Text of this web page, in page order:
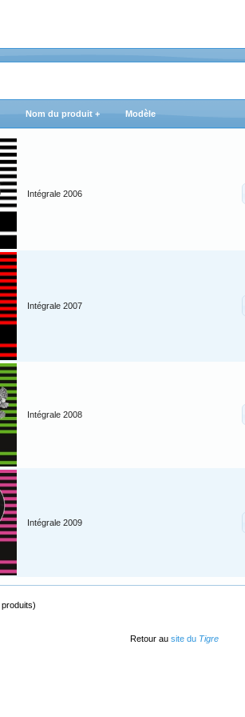
Nom du produit + Modèle
Intégrale 2006
Intégrale 2007
Intégrale 2008
Intégrale 2009
produits)
Retour au site du Tigre